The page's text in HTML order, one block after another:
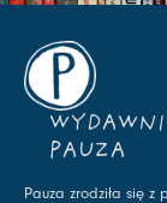
PAUZA
Pauza zrodziła się